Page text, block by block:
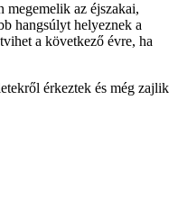
az éjszakai,
hangsúlyt helyeznek a
a következő évre, ha
érkeztek és még zajlik